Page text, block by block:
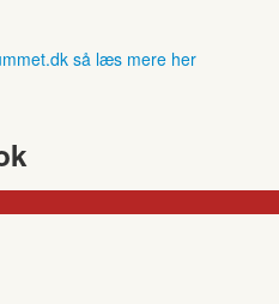
så læs mere her